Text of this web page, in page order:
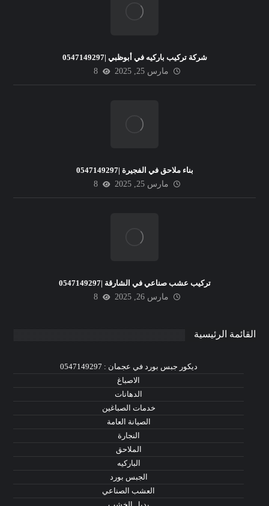
شركة تركيب باركيه في أبوظبي |0547149297
مارس 25, 2025
8
بناء ملاحق في الفجيرة |0547149297
مارس 25, 2025
8
تركيب عشب صناعي في الشارقة |0547149297
مارس 26, 2025
8
القائمة الرئيسية
ديكور جبس بورد في عجمان : 0547149297
الاصباغ
الدهانات
خدمات الصباغين
الصيانة العامة
النجارة
الملاحق
الباركيه
الجبس بورد
العشب الصناعي